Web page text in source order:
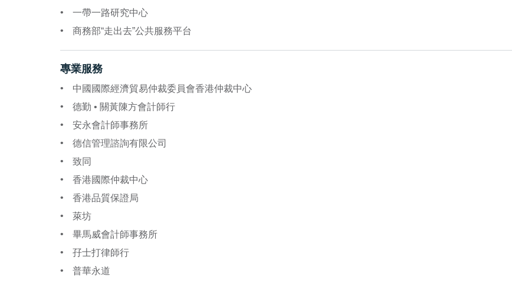
一帶一路研究中心
商務部“走出去”公共服務平台
專業服務
中國國際經濟貿易仲裁委員會香港仲裁中心
德勤 • 關黃陳方會計師行
安永會計師事務所
德信管理諮詢有限公司
致同
香港國際仲裁中心
香港品質保證局
萊坊
畢馬威會計師事務所
孖士打律師行
普華永道